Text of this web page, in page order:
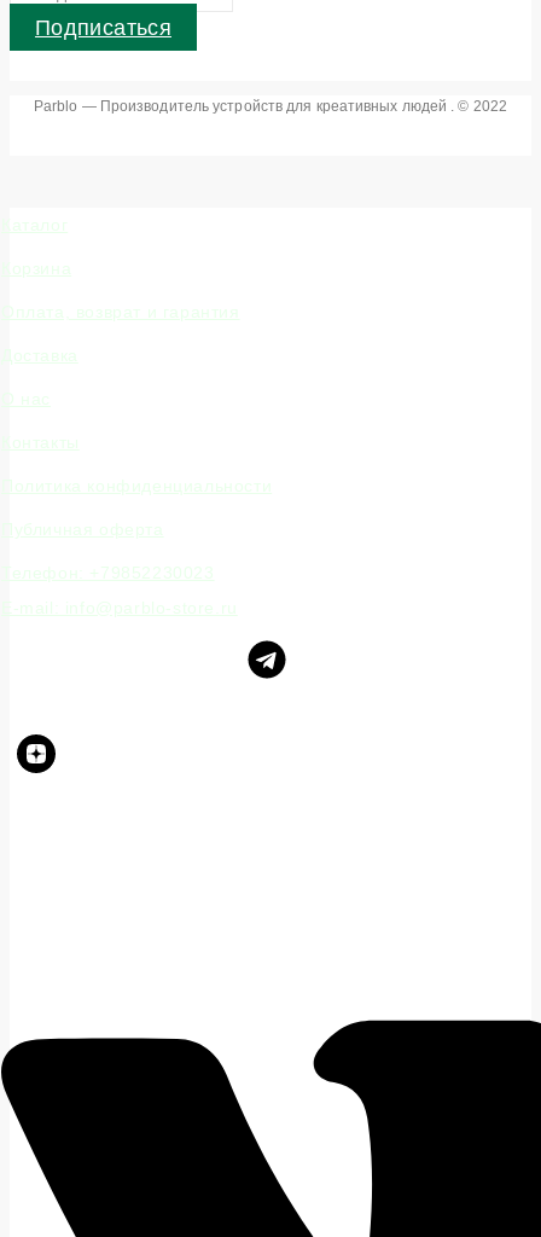
Подписаться
Parblo — Производитель устройств для креативных людей . © 2022